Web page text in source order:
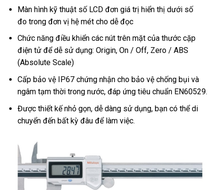
Màn hình kỹ thuật số LCD đơn giá trị hiển thị dưới số
đo trong đơn vị hệ mét cho dễ đọc
Chức năng điều khiển các nút trên mặt của thước cặp
điện tử để dễ sử dụng: Origin, On / Off, Zero / ABS
(Absolute Scale)
Cấp bảo vệ IP67 chứng nhận cho bảo vệ chống bụi và
ngâm tạm thời trong nước, đáp ứng tiêu chuẩn EN60529.
Được thiết kế nhỏ gọn, dễ dàng sử dụng, bạn có thể di
chuyển đến bất kỳ đâu để làm việc.